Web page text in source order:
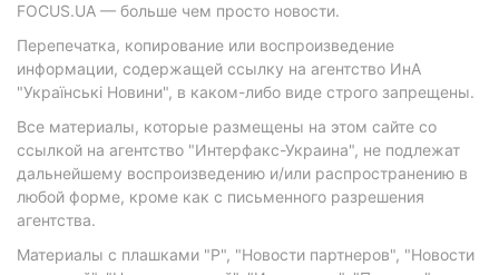
FOCUS.UA — больше чем просто новости.
Перепечатка, копирование или воспроизведение
информации, содержащей ссылку на агентство ИнА
"Українські Новини", в каком-либо виде строго запрещены.
Все материалы, которые размещены на этом сайте со
ссылкой на агентство "Интерфакс-Украина", не подлежат
дальнейшему воспроизведению и/или распространению в
любой форме, кроме как с письменного разрешения
агентства.
Материалы с плашками "Р", "Новости партнеров", "Новости